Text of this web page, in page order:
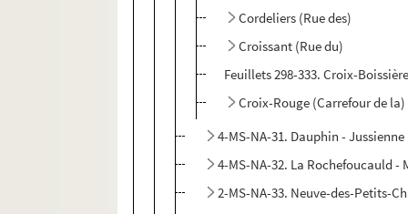
Cordeliers (Rue des)
Croissant (Rue du)
Feuillets 298-333. Croix-
Croix-Rouge (Carrefour de la)
4-MS-NA-31. Dauphin - Jussienne
4-MS-NA-32. La Rochefoucauld -
2-MS-NA-33. Neuve-des-Petits-